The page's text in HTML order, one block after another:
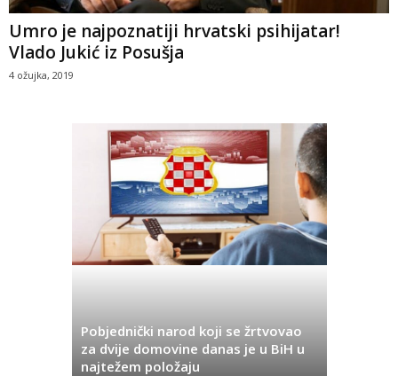
Umro je najpoznatiji hrvatski psihijatar!
Vlado Jukić iz Posušja
4 ožujka, 2019
Pobjednički narod koji se žrtvovao
za dvije domovine danas je u BiH u
najtežem položaju